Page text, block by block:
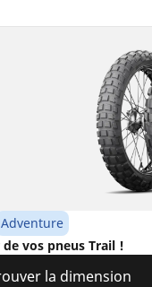
Adventure
vos pneus Trail !
la dimension